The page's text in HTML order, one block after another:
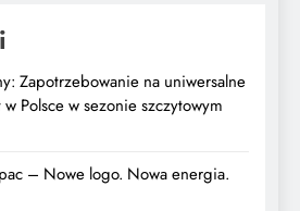
Zapotrzebowanie na uniwersalne
Polsce w sezonie szczytowym
– Nowe logo. Nowa energia.